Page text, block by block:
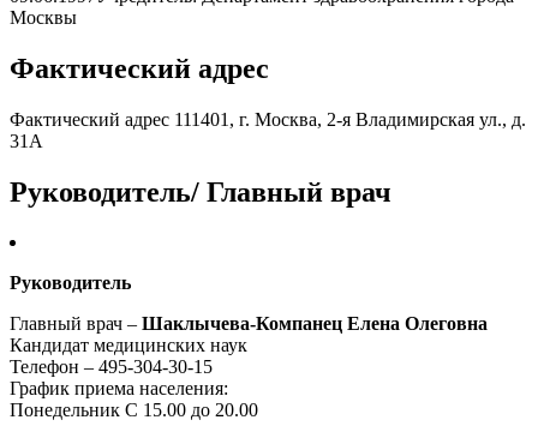
Москвы
Фактический адрес
Фактический адрес 111401, г. Москва, 2-я Владимирская ул., д.
31А
Руководитель/ Главный врач
Руководитель
Главный врач – Шаклычева-Компанец Елена Олеговна
Кандидат медицинских наук
Телефон – 495-304-30-15
График приема населения:
Понедельник С 15.00 до 20.00